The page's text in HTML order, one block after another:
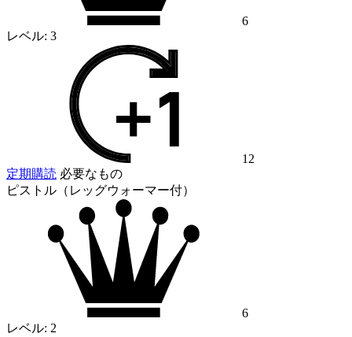
6
レベル: 3
12
定期購読 必要なもの
ピストル（レッグウォーマー付）
6
レベル: 2